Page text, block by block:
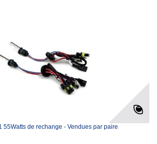
55Watts de rechange - Vendues par paire